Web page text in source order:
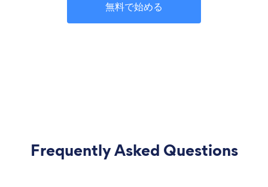
無料で始める
Frequently Asked Questions